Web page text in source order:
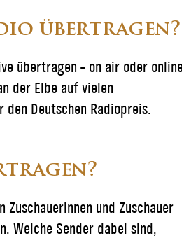
übertragen?
übertragen – on air oder online
der Elbe auf vielen
Deutschen Radiopreis.
und Zuschauer
Welche Sender dabei sind,